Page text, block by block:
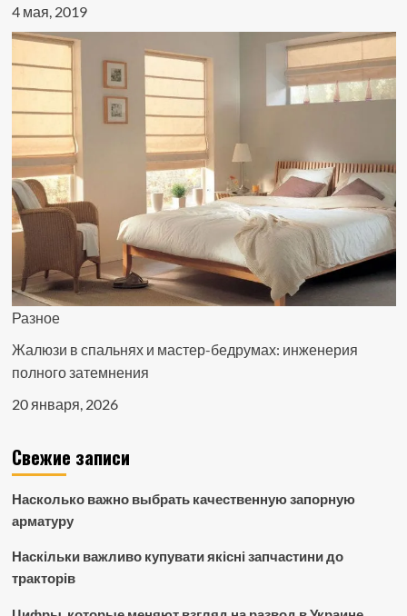
4 мая, 2019
Разное
Жалюзи в спальнях и мастер-бедрумах: инженерия
полного затемнения
20 января, 2026
Свежие записи
Насколько важно выбрать качественную запорную
арматуру
Наскільки важливо купувати якісні запчастини до
тракторів